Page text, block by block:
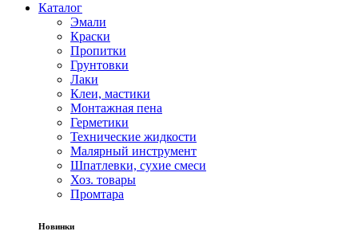
Каталог
Эмали
Краски
Пропитки
Грунтовки
Лаки
Клеи, мастики
Монтажная пена
Герметики
Технические жидкости
Малярный инструмент
Шпатлевки, сухие смеси
Хоз. товары
Промтара
Новинки